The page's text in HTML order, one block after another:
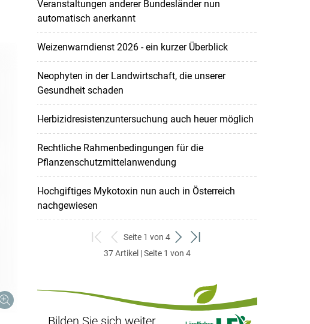
Veranstaltungen anderer Bundesländer nun
automatisch anerkannt
Weizenwarndienst 2026 - ein kurzer Überblick
Neophyten in der Landwirtschaft, die unserer
Gesundheit schaden
Herbizidresistenzuntersuchung auch heuer möglich
Rechtliche Rahmenbedingungen für die
Pflanzenschutzmittelanwendung
Hochgiftiges Mykotoxin nun auch in Österreich
nachgewiesen
zum
ersten
zurück
zum
Seite 1 von 4
weiter
zum
zum
37 Artikel | Seite 1 von 4
Bilden Sie sich weiter